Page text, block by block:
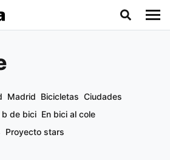
Madrid Bicicletas Ciudades
b de bici En bici al cole
Proyecto stars